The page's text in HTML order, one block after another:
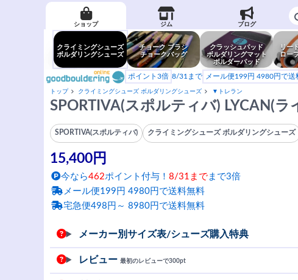
ショップ ジム ブログ
クライミングシューズ
ボルダリングシューズ
チョーク ブラシ
チョークバッグ
クラッシュパッド
ボルダリングマット
ボルダーパッド
リー
ロー
ポイント3倍 8/31まで メール便199円 4980円で送
トップ クライミングシューズ ボルダリングシューズ ▼トレラン
SPORTIVA(スポルティバ) LYCAN(
SPORTIVA(スポルティバ) クライミングシューズ ボルダリングシューズ
15,400円
今なら462ポイント付与！ 8/31まで まで3倍
メール便199円 4980円で送料無料
宅急便498円～ 8980円で送料無料
メーカー別サイズ表/シューズ購入特典
レビュー 最初のレビューで300pt